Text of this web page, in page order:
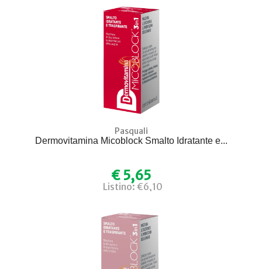
Pasquali
Dermovitamina Micoblock Smalto Idratante e...
€ 5,65
Listino: €6,10